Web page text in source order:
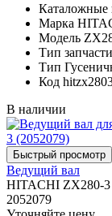
Каталожные
Марка
Модель
Тип запчасти
Тип
Код
В наличии
Ведущий вал
HITACHI ZX280-3
2052079